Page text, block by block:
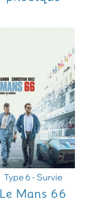
Type 6 - Survie
Le Mans 66